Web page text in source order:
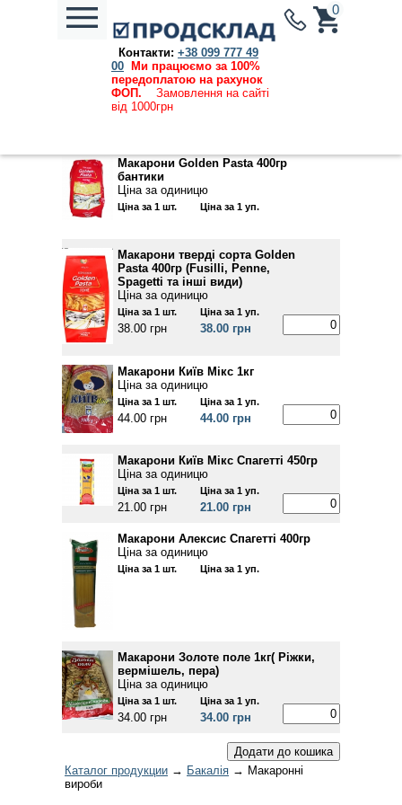
Контакти: +38 099 777 49
00
Ми працюємо за 100%
передоплатою на рахунок
ФОП. Замовлення на сайті
від 1000грн
0
Каталог продукции→ Бакалія→ Макаронні вироби
Ціни, вказані на сайті, дійсні та актуальні на
08.08.2026
Макарони Golden Pasta 400гр
бантики
Ціна за одиницю
Ціна за 1 шт. Ціна за 1 уп.
Макарони тверді сорта Golden
Pasta 400гр (Fusilli, Penne,
Spagetti та інші види)
Ціна за одиницю
Ціна за 1 шт.
38.00 грн
Ціна за 1 уп.
38.00 грн
Макарони Київ Мікс 1кг
Ціна за одиницю
Ціна за 1 шт.
44.00 грн
Ціна за 1 уп.
44.00 грн
Макарони Київ Мікс Спагетті 450гр
Ціна за одиницю
Ціна за 1 шт.
21.00 грн
Ціна за 1 уп.
21.00 грн
Макарони Алексис Спагетті 400гр
Ціна за одиницю
Ціна за 1 шт. Ціна за 1 уп.
Макарони Золоте поле 1кг( Ріжки,
вермішель, пера)
Ціна за одиницю
Ціна за 1 шт.
34.00 грн
Ціна за 1 уп.
34.00 грн
Каталог продукции → Бакалія → Макаронні
вироби